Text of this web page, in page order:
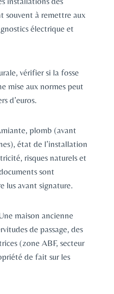
souvent à remettre aux
électrique et
vérifier si la fosse
mise aux normes peut
d’euros.
plomb (avant
état de l’installation
risques naturels et
sont
lus avant signature.
maison ancienne
de passage, des
(zone ABF, secteur
de fait sur les